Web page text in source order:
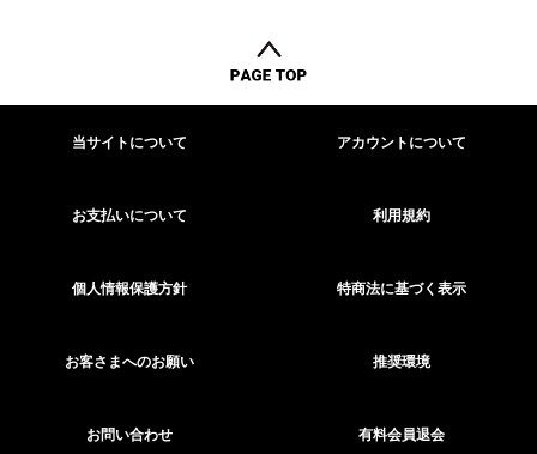
当サイトについて アカウントについて
お支払いについて 利用規約
個人情報保護方針 特商法に基づく表示
お客さまへのお願い 推奨環境
お問い合わせ 有料会員退会